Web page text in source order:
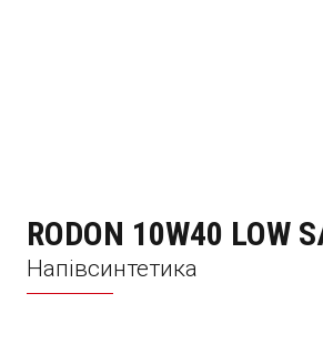
RODON 10W40 LOW
Напівсинтетика